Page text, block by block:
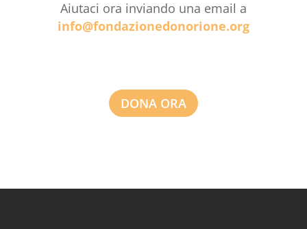
Aiutaci ora inviando una email a
info@fondazionedonorione.org
DONA ORA